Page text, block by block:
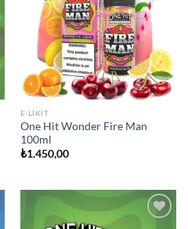
E-LIKIT
One Hit Wonder Fire Man
100ml
₺1.450,00